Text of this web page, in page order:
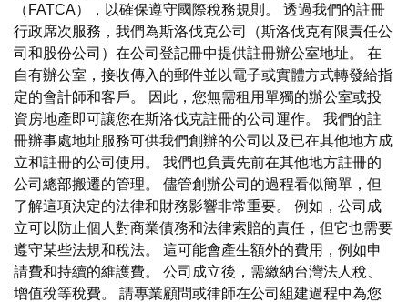
（FATCA），以確保遵守國際稅務規則。 透過我們的註冊
行政席次服務，我們為斯洛伐克公司（斯洛伐克有限責任公
司和股份公司）在公司登記冊中提供註冊辦公室地址。 在
自有辦公室，接收傳入的郵件並以電子或實體方式轉發給指
定的會計師和客戶。 因此，您無需租用單獨的辦公室或投
資房地產即可讓您在斯洛伐克註冊的公司運作。 我們的註
冊辦事處地址服務可供我們創辦的公司以及已在其他地方成
立和註冊的公司使用。 我們也負責先前在其他地方註冊的
公司總部搬遷的管理。 儘管創辦公司的過程看似簡單，但
了解這項決定的法律和財務影響非常重要。 例如，公司成
立可以防止個人對商業債務和法律索賠的責任，但它也需要
遵守某些法規和稅法。 這可能會產生額外的費用，例如申
請費和持續的維護費。 公司成立後，需繳納台灣法人稅、
增值稅等稅費。 請專業顧問或律師在公司組建過程中為您